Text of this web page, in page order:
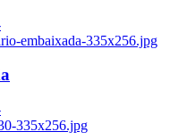
embaixada-335x256.jpg
335x256.jpg